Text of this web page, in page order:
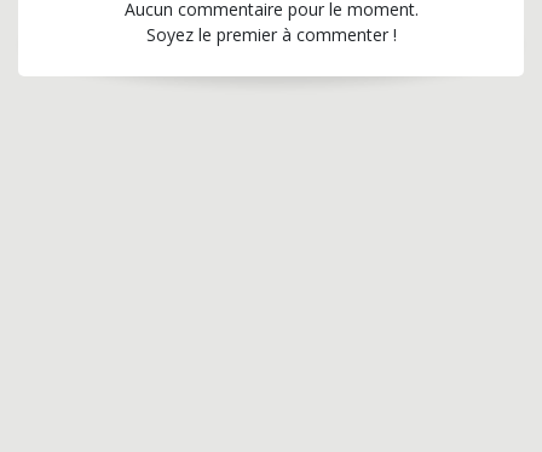
Aucun commentaire pour le moment.
Soyez le premier à commenter !